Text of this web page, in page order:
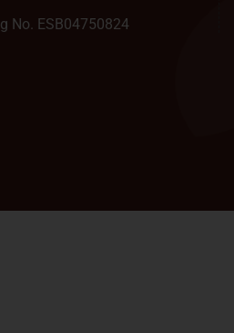
No. ESB04750824